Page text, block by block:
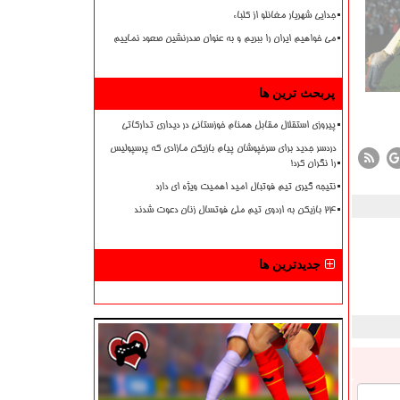
جدایی شهریار مغانلو از کلباء
می خواهیم ایران را ببریم و به عنوان صدرنشین صعود نماییم
پربحث ترین ها
پیروزی استقلال مقابل همنام خوزستانی در دیداری تدارکاتی
دردسر جدید برای سرخپوشان پیام بازیکن مازادی که پرسپولیس
را نگران کرد!
نتیجه گیری تیم فوتبال امید اهمیت ویژه ای دارد
۲۴ بازیکن به اردوی تیم ملی فوتسال زنان دعوت شدند
جدیدترین ها